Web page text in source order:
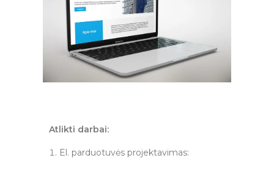
Atlikti darbai:
El. parduotuvės projektavimas: